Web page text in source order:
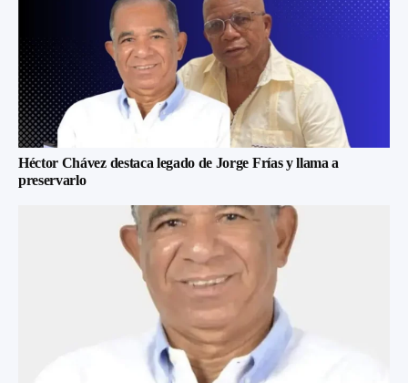
Héctor Chávez destaca legado de Jorge Frías y llama a
preservarlo